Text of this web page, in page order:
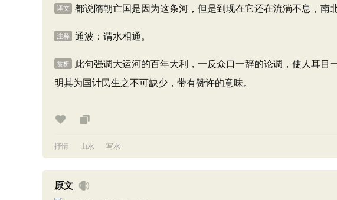
译文 都说隋朝亡国是因为这条河，但是到现在它还在流淌不息，南
注释 通波：谓水相通。
赏析
此句强调大运河的百年大利，一反众口一辞的论调，使人耳目
明其为国计民生之不可缺少，带有赞许的意味。
抒情 山水 写水
原文